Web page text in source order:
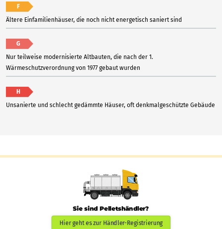
F
Ältere Einfamilienhäuser, die noch nicht energetisch saniert sind
G
Nur teilweise modernisierte Altbauten, die nach der 1.
Wärmeschutzverordnung von 1977 gebaut wurden
H
Unsanierte und schlecht gedämmte Häuser, oft denkmalgeschützte Gebäude
Sie sind Pelletshändler?
Hier geht es zur Händler-Registrierung